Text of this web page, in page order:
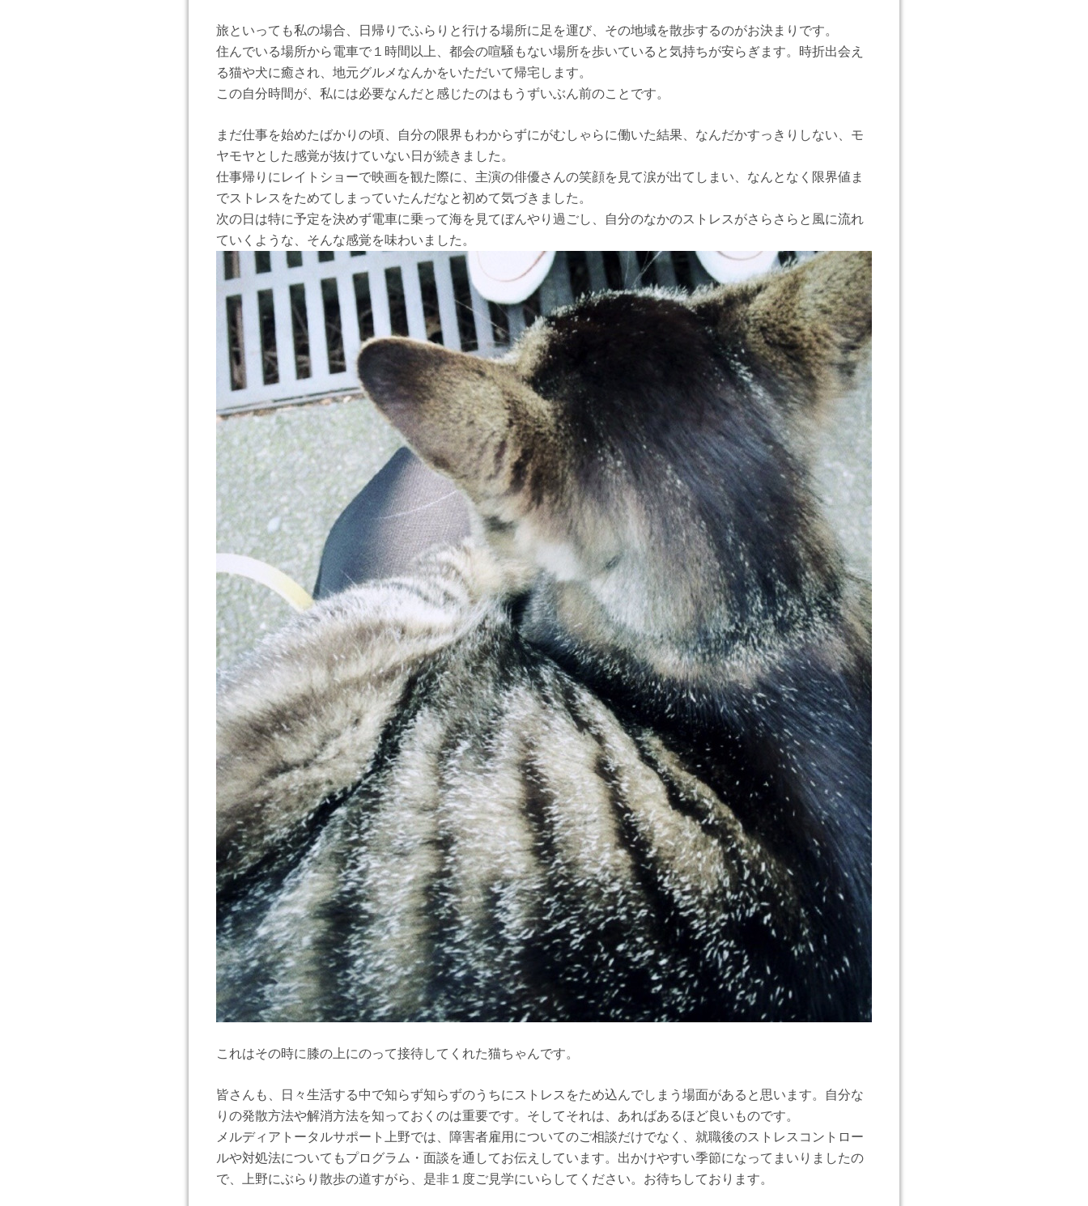
旅といっても私の場合、日帰りでふらりと行ける場所に足を運び、その地域を散歩するのがお決まりです。
住んでいる場所から電車で１時間以上、都会の喧騒もない場所を歩いていると気持ちが安らぎます。時折出会え
る猫や犬に癒され、地元グルメなんかをいただいて帰宅します。
この自分時間が、私には必要なんだと感じたのはもうずいぶん前のことです。
まだ仕事を始めたばかりの頃、自分の限界もわからずにがむしゃらに働いた結果、なんだかすっきりしない、モ
ヤモヤとした感覚が抜けていない日が続きました。
仕事帰りにレイトショーで映画を観た際に、主演の俳優さんの笑顔を見て涙が出てしまい、なんとなく限界値ま
でストレスをためてしまっていたんだなと初めて気づきました。
次の日は特に予定を決めず電車に乗って海を見てぼんやり過ごし、自分のなかのストレスがさらさらと風に流れ
ていくような、そんな感覚を味わいました。
これはその時に膝の上にのって接待してくれた猫ちゃんです。
皆さんも、日々生活する中で知らず知らずのうちにストレスをため込んでしまう場面があると思います。自分な
りの発散方法や解消方法を知っておくのは重要です。そしてそれは、あればあるほど良いものです。
メルディアトータルサポート上野では、障害者雇用についてのご相談だけでなく、就職後のストレスコントロー
ルや対処法についてもプログラム・面談を通してお伝えしています。出かけやすい季節になってまいりましたの
で、上野にぶらり散歩の道すがら、是非１度ご見学にいらしてください。お待ちしております。